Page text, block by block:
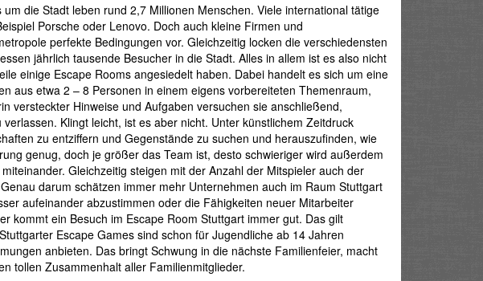
die Stadt leben rund 2,7 Millionen Menschen. Viele international tätige
Porsche oder Lenovo. Doch auch kleine Firmen und
perfekte Bedingungen vor. Gleichzeitig locken die verschiedensten
jährlich tausende Besucher in die Stadt. Alles in allem ist es also nicht
einige Escape Rooms angesiedelt haben. Dabei handelt es sich um eine
aus etwa 2 – 8 Personen in einem eigens vorbereiteten Themenraum,
versteckter Hinweise und Aufgaben versuchen sie anschließend,
Klingt leicht, ist es aber nicht. Unter künstlichem Zeitdruck
zu entziffern und Gegenstände zu suchen und herauszufinden, wie
genug, doch je größer das Team ist, desto schwieriger wird außerdem
Gleichzeitig steigen mit der Anzahl der Mitspieler auch der
darum schätzen immer mehr Unternehmen auch im Raum Stuttgart
aufeinander abzustimmen oder die Fähigkeiten neuer Mitarbeiter
kommt ein Besuch im Escape Room Stuttgart immer gut. Das gilt
Escape Games sind schon für Jugendliche ab 14 Jahren
anbieten. Das bringt Schwung in die nächste Familienfeier, macht
tollen Zusammenhalt aller Familienmitglieder.